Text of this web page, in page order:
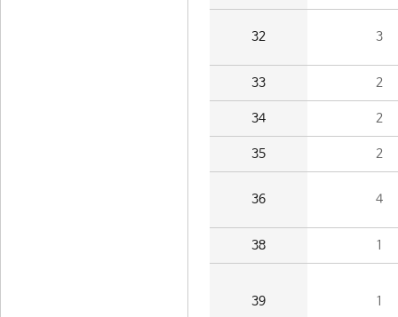
32 3
33 2
34 2
35 2
36 4
38 1
39 1